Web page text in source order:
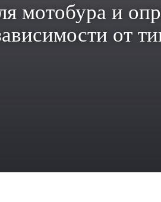
мотобура и
от